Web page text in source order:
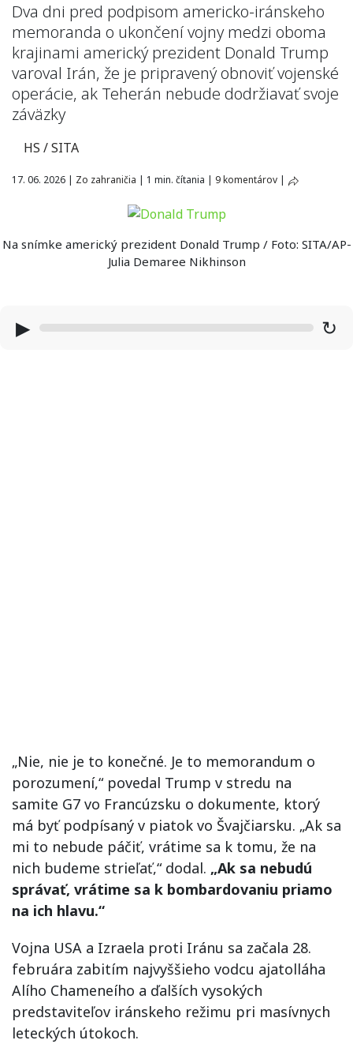
Dva dni pred podpisom americko-iránskeho
memoranda o ukončení vojny medzi oboma
krajinami americký prezident Donald Trump
varoval Irán, že je pripravený obnoviť vojenské
operácie, ak Teherán nebude dodržiavať svoje
záväzky
HS / SITA
17. 06. 2026 | Zo zahraničia | 1 min. čítania | 9 komentárov |
Na snímke americký prezident Donald Trump / Foto: SITA/AP-
Julia Demaree Nikhinson
▶ ↻
„Nie, nie je to konečné. Je to memorandum o
porozumení,“ povedal Trump v stredu na
samite G7 vo Francúzsku o dokumente, ktorý
má byť podpísaný v piatok vo Švajčiarsku. „Ak sa
mi to nebude páčiť, vrátime sa k tomu, že na
nich budeme strieľať,“ dodal. „Ak sa nebudú
správať, vrátime sa k bombardovaniu priamo
na ich hlavu.“
Vojna USA a Izraela proti Iránu sa začala 28.
februára zabitím najvyššieho vodcu ajatolláha
Alího Chameneího a ďalších vysokých
predstaviteľov iránskeho režimu pri masívnych
leteckých útokoch.